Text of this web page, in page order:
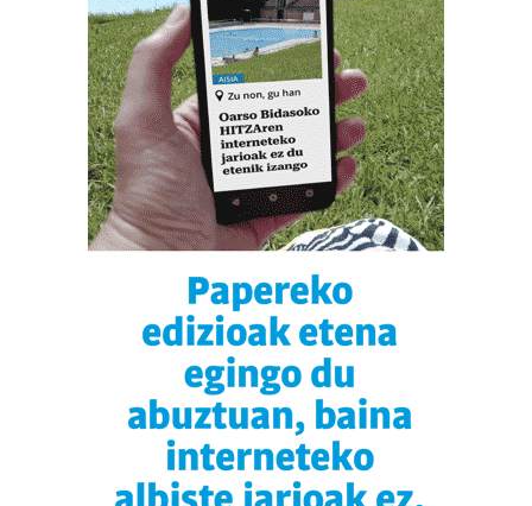
Lortu zure datu pertsonalak prozesatzeko moduari
buruzko informazio gehiago eta ezarri zure lehentasunak
datuen atalean. Edozein unetan alda edo ken dezakezu
zure baimena Cookieen adierazpenean.
Webgune honek cookie propioak eta hirugarrenen cookie-
fitxategiak erabiltzen ditu. Zure esperientzia eta
zerbitzuak hobetzeko asmoz, cookie teknologiaz
baliatzen gara. Ohar hau onartuz gero, teknologia hori
erabiltzeko baimen esplizitua ematen diguzu.